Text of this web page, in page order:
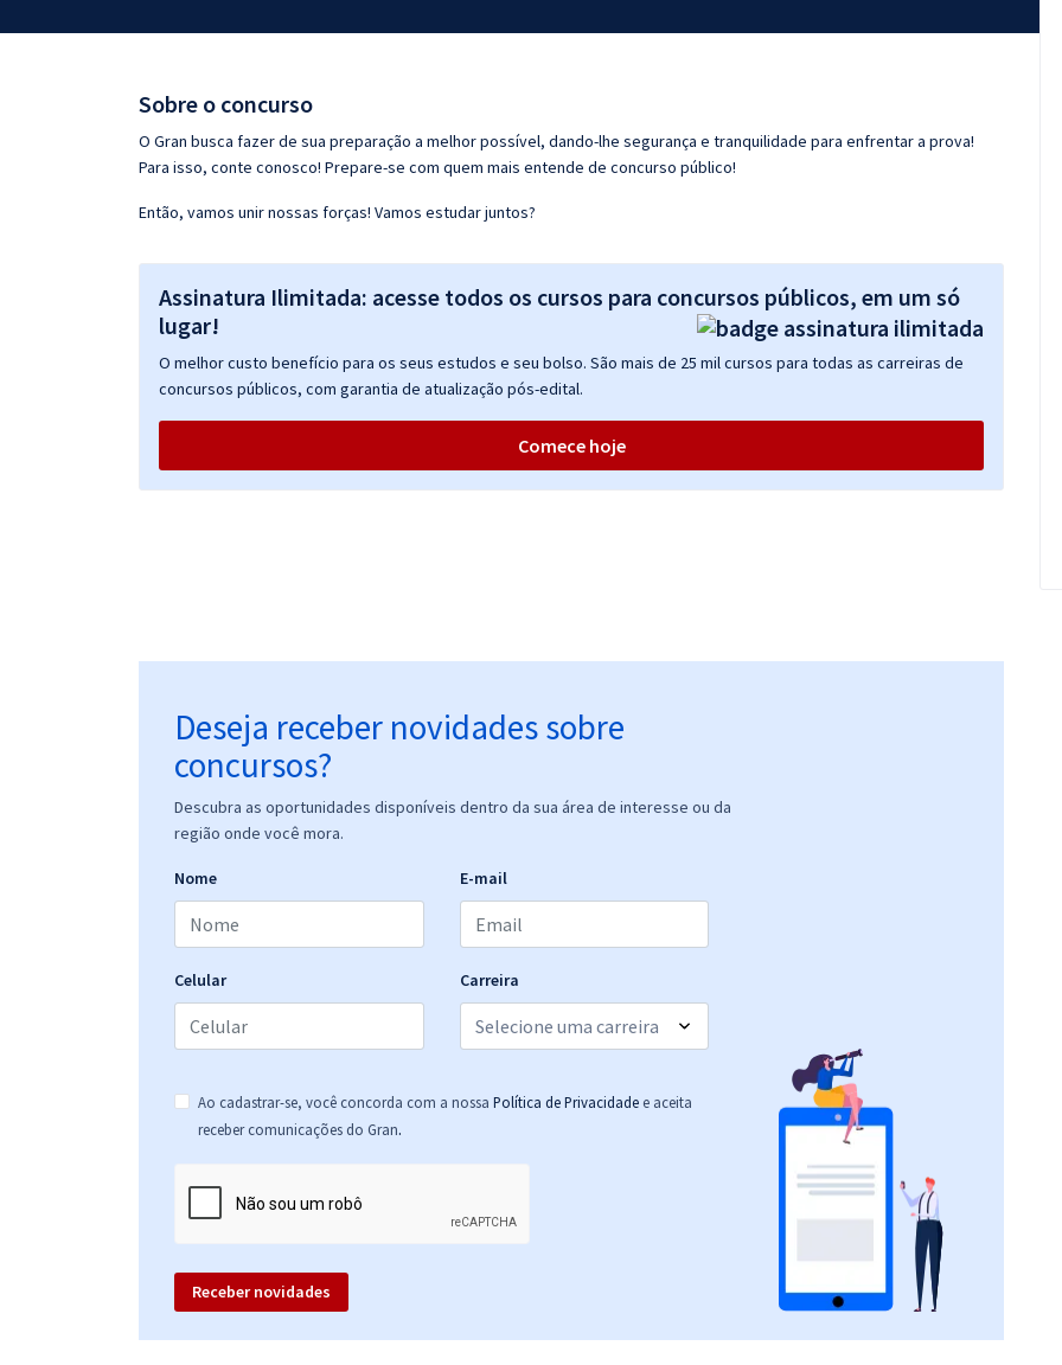
Conteúdo gratuito
Sobre o concurso
O Gran busca fazer de sua preparação a melhor possível, dando-lhe segurança e tranquilidade para enfrentar a prova!
Para isso, conte conosco! Prepare-se com quem mais entende de concurso público!
Então, vamos unir nossas forças! Vamos estudar juntos?
Assinatura Ilimitada: acesse todos os cursos para concursos públicos, em um só
lugar!
O melhor custo benefício para os seus estudos e seu bolso. São mais de 25 mil cursos para todas as carreiras de
concursos públicos, com garantia de atualização pós-edital.
Comece hoje
Deseja receber novidades sobre
concursos?
Descubra as oportunidades disponíveis dentro da sua área de interesse ou da
região onde você mora.
Nome E-mail
Celular Carreira
Ao cadastrar-se, você concorda com a nossa Política de Privacidade e aceita
receber comunicações do Gran.
Receber novidades